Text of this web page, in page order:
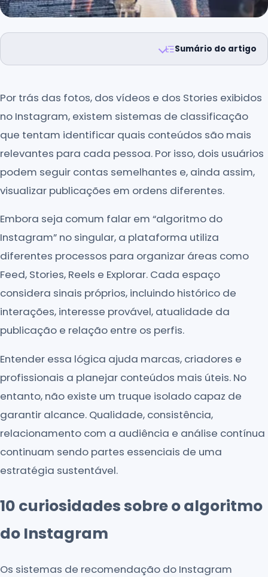
Sumário do artigo
Por trás das fotos, dos vídeos e dos Stories exibidos
no Instagram, existem sistemas de classificação
que tentam identificar quais conteúdos são mais
relevantes para cada pessoa. Por isso, dois usuários
podem seguir contas semelhantes e, ainda assim,
visualizar publicações em ordens diferentes.
Embora seja comum falar em “algoritmo do
Instagram” no singular, a plataforma utiliza
diferentes processos para organizar áreas como
Feed, Stories, Reels e Explorar. Cada espaço
considera sinais próprios, incluindo histórico de
interações, interesse provável, atualidade da
publicação e relação entre os perfis.
Entender essa lógica ajuda marcas, criadores e
profissionais a planejar conteúdos mais úteis. No
entanto, não existe um truque isolado capaz de
garantir alcance. Qualidade, consistência,
relacionamento com a audiência e análise contínua
continuam sendo partes essenciais de uma
estratégia sustentável.
10 curiosidades sobre o algoritmo
do Instagram
Os sistemas de recomendação do Instagram